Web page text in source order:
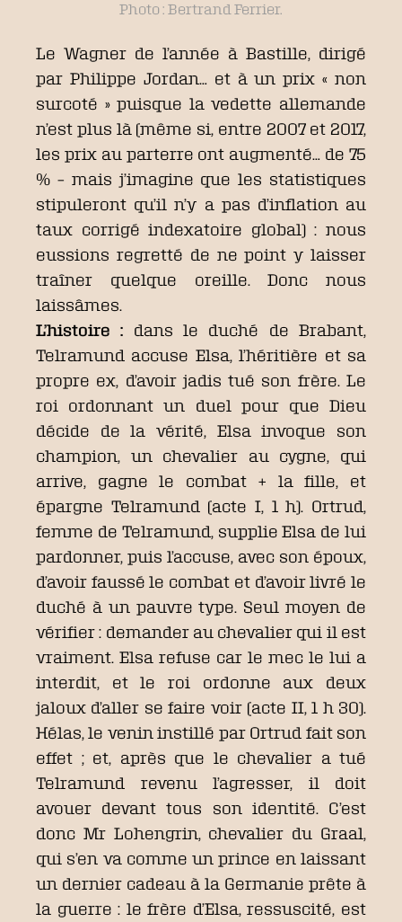
Photo : Bertrand Ferrier.
Le Wagner de l’année à Bastille, dirigé
par Philippe Jordan… et à un prix « non
surcoté » puisque la vedette allemande
n’est plus là (même si, entre 2007 et 2017,
les prix au parterre ont augmenté… de 75
% – mais j’imagine que les statistiques
stipuleront qu’il n’y a pas d’inflation au
taux corrigé indexatoire global) : nous
eussions regretté de ne point y laisser
traîner quelque oreille. Donc nous
laissâmes.
L’histoire : dans le duché de Brabant,
Telramund accuse Elsa, l’héritière et sa
propre ex, d’avoir jadis tué son frère. Le
roi ordonnant un duel pour que Dieu
décide de la vérité, Elsa invoque son
champion, un chevalier au cygne, qui
arrive, gagne le combat + la fille, et
épargne Telramund (acte I, 1 h). Ortrud,
femme de Telramund, supplie Elsa de lui
pardonner, puis l’accuse, avec son époux,
d’avoir faussé le combat et d’avoir livré le
duché à un pauvre type. Seul moyen de
vérifier : demander au chevalier qui il est
vraiment. Elsa refuse car le mec le lui a
interdit, et le roi ordonne aux deux
jaloux d’aller se faire voir (acte II, 1 h 30).
Hélas, le venin instillé par Ortrud fait son
effet ; et, après que le chevalier a tué
Telramund revenu l’agresser, il doit
avouer devant tous son identité. C’est
donc Mr Lohengrin, chevalier du Graal,
qui s’en va comme un prince en laissant
un dernier cadeau à la Germanie prête à
la guerre : le frère d’Elsa, ressuscité, est